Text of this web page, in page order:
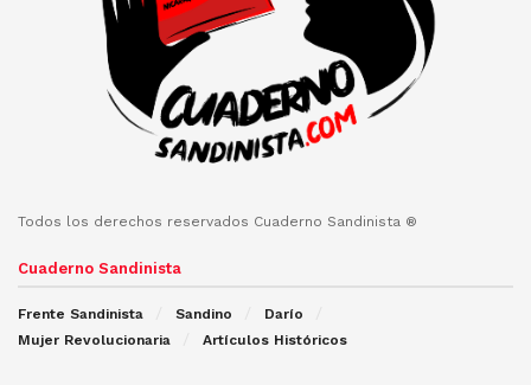
Todos los derechos reservados Cuaderno Sandinista ®
Cuaderno Sandinista
Frente Sandinista Sandino
Darío
Mujer Revolucionaria
Artículos Históricos